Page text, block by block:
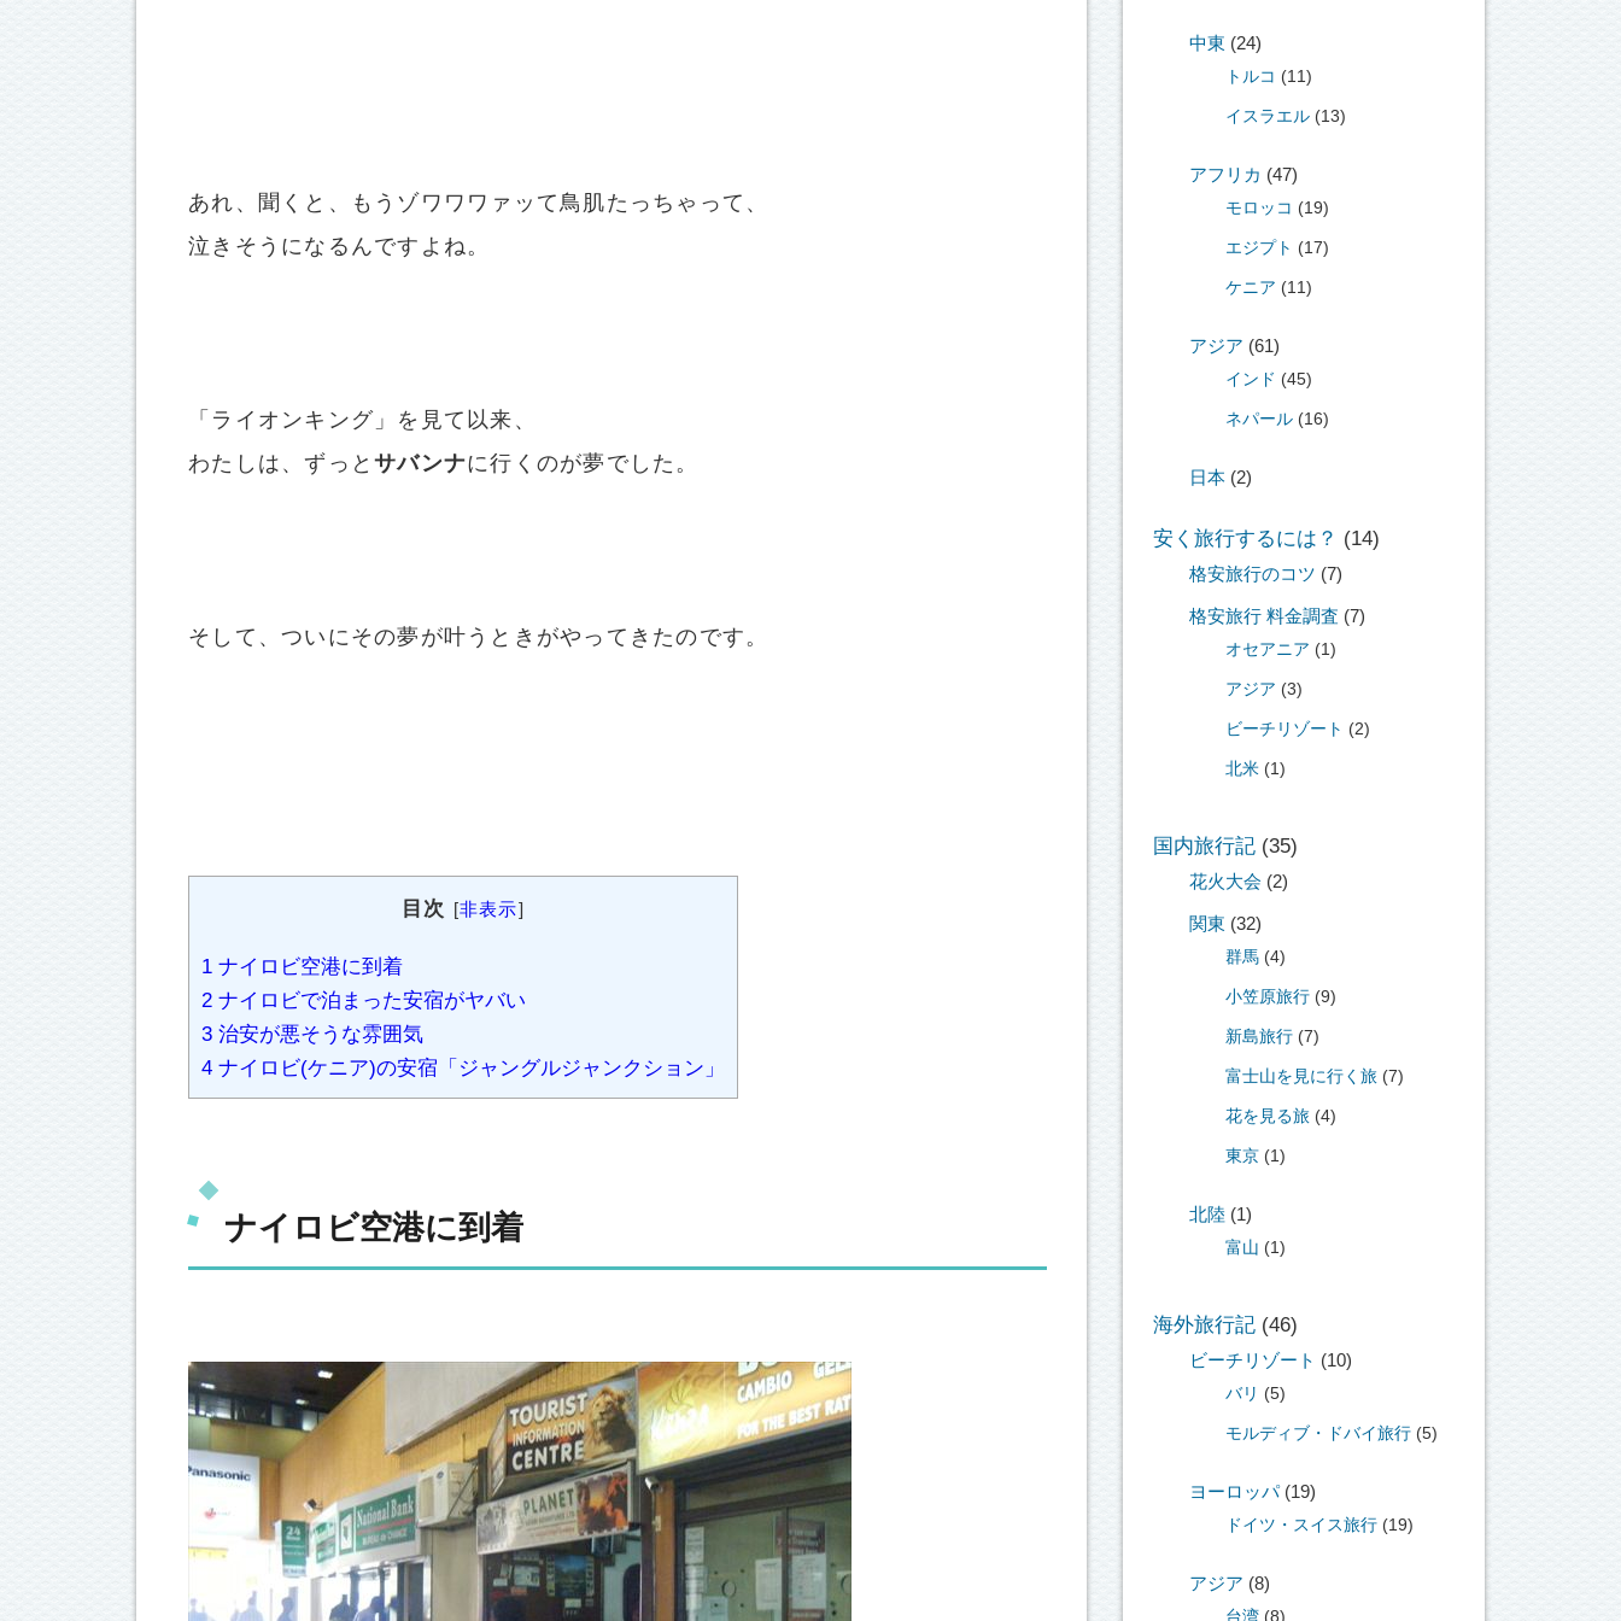
あれ、聞くと、もうゾワワワァッて鳥肌たっちゃって、
泣きそうになるんですよね。
「ライオンキング」を見て以来、
わたしは、ずっとサバンナに行くのが夢でした。
そして、ついにその夢が叶うときがやってきたのです。
目次 [非表示]
1 ナイロビ空港に到着
2 ナイロビで泊まった安宿がヤバい
3 治安が悪そうな雰囲気
4 ナイロビ(ケニア)の安宿「ジャングルジャンクション」
ナイロビ空港に到着
中東 (24)
トルコ (11)
イスラエル (13)
アフリカ (47)
モロッコ (19)
エジプト (17)
ケニア (11)
アジア (61)
インド (45)
ネパール (16)
日本 (2)
安く旅行するには？ (14)
格安旅行のコツ (7)
格安旅行 料金調査 (7)
オセアニア (1)
アジア (3)
ビーチリゾート (2)
北米 (1)
国内旅行記 (35)
花火大会 (2)
関東 (32)
群馬 (4)
小笠原旅行 (9)
新島旅行 (7)
富士山を見に行く旅 (7)
花を見る旅 (4)
東京 (1)
北陸 (1)
富山 (1)
海外旅行記 (46)
ビーチリゾート (10)
バリ (5)
モルディブ・ドバイ旅行 (5)
ヨーロッパ(19)
ドイツ・スイス旅行 (19)
アジア (8)
台湾 (8)